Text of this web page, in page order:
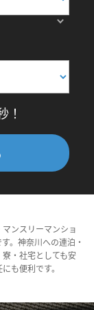
！
ンスリーマンショ
。神奈川への連泊・
・社宅としても安
も便利です。